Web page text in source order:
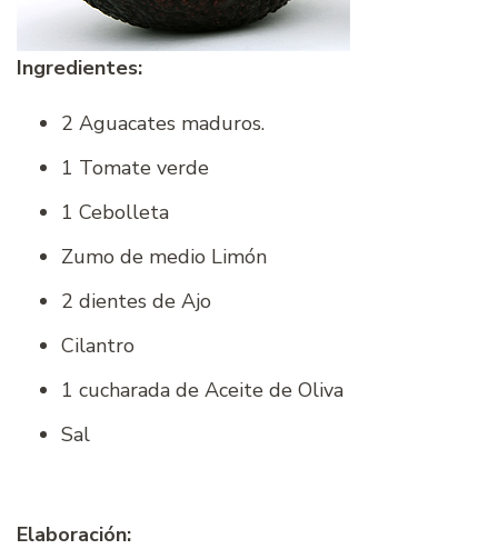
Ingredientes:
2 Aguacates maduros.
1 Tomate verde
1 Cebolleta
Zumo de medio Limón
2 dientes de Ajo
Cilantro
1 cucharada de Aceite de Oliva
Sal
Elaboración: